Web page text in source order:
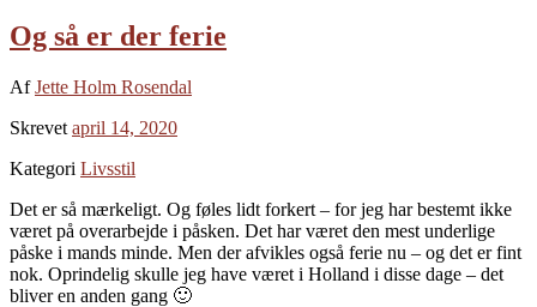
Og så er der ferie
AfJette Holm Rosendal
Skrevet april 14, 2020
Kategori Livsstil
Det er så mærkeligt. Og føles lidt forkert – for jeg har bestemt ikke
været på overarbejde i påsken. Det har været den mest underlige
påske i mands minde. Men der afvikles også ferie nu – og det er fint
nok. Oprindelig skulle jeg have været i Holland i disse dage – det
bliver en anden gang 🙂